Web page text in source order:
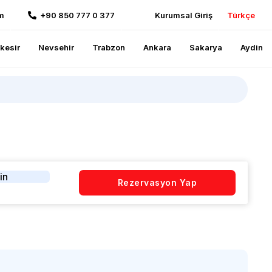
+90 850 777 0 377 Kurumsal Giriş Türkçe
Nevsehir Trabzon Ankara Sakarya Aydin
Rezervasyon Yap